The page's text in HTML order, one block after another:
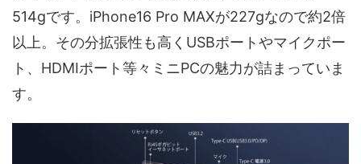
514gです。iPhone16 Pro MAXが227gなので約2倍
以上。その分拡張性も高くUSBポートやマイクポー
ト、HDMIポート等々ミニPCの魅力が詰まっていま
す。